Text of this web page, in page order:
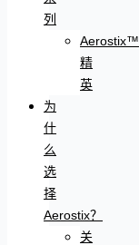
列
Aerostix™
精
英
为
什
么
选
择
Aerostix？
关